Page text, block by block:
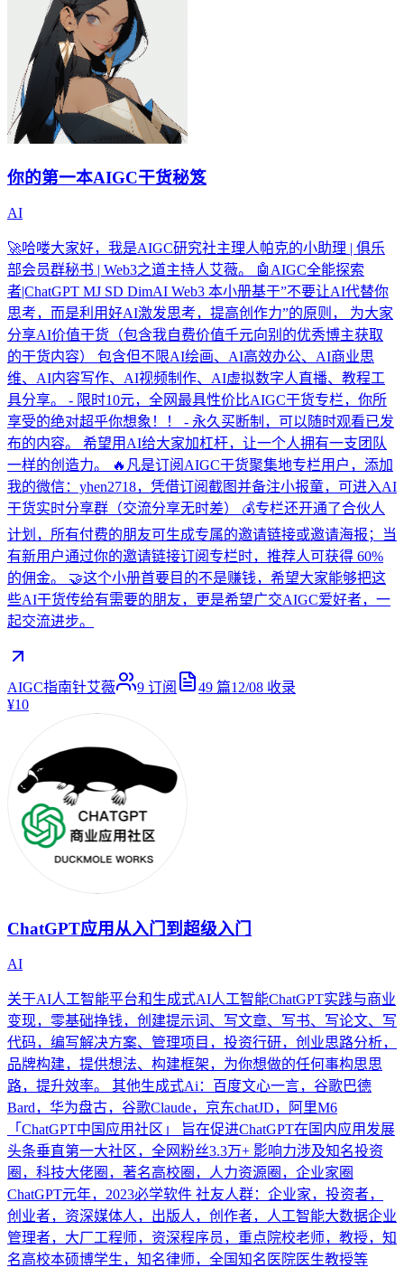
你的第一本AIGC干货秘笈
AI
🚀哈喽大家好，我是AIGC研究社主理人帕克的小助理 | 俱乐
部会员群秘书 | Web3之道主持人艾薇。 🤖AIGC全能探索
者|ChatGPT MJ SD DimAI Web3 本小册基于”不要让AI代替你
思考，而是利用好AI激发思考，提高创作力”的原则， 为大家
分享AI价值干货（包含我自费价值千元向别的优秀博主获取
的干货内容） 包含但不限AI绘画、AI高效办公、AI商业思
维、AI内容写作、AI视频制作、AI虚拟数字人直播、教程工
具分享。 - 限时10元，全网最具性价比AIGC干货专栏，你所
享受的绝对超乎你想象！！ - 永久买断制，可以随时观看已发
布的内容。 希望用AI给大家加杠杆，让一个人拥有一支团队
一样的创造力。 🔥凡是订阅AIGC干货聚集地专栏用户，添加
我的微信：yhen2718，凭借订阅截图并备注小报童，可进入AI
干货实时分享群（交流分享无时差） 💰专栏还开通了合伙人
计划，所有付费的朋友可生成专属的邀请链接或邀请海报；当
有新用户通过你的邀请链接订阅专栏时，推荐人可获得 60%
的佣金。 🤝这个小册首要目的不是赚钱，希望大家能够把这
些AI干货传给有需要的朋友，更是希望广交AIGC爱好者，一
起交流进步。
AIGC指南针艾薇 9 订阅 49 篇12/08 收录
¥10
ChatGPT应用从入门到超级入门
AI
关于AI人工智能平台和生成式AI人工智能ChatGPT实践与商业
变现，零基础挣钱，创建提示词、写文章、写书、写论文、写
代码，编写解决方案、管理项目，投资行研，创业思路分析，
品牌构建，提供想法、构建框架，为你想做的任何事构思思
路，提升效率。 其他生成式Ai：百度文心一言，谷歌巴德
Bard，华为盘古，谷歌Claude，京东chatJD，阿里M6
「ChatGPT中国应用社区」 旨在促进ChatGPT在国内应用发展
头条垂直第一大社区，全网粉丝3.3万+ 影响力涉及知名投资
圈，科技大佬圈，著名高校圈，人力资源圈，企业家圈
ChatGPT元年，2023必学软件 社友人群：企业家，投资者，
创业者，资深媒体人，出版人，创作者，人工智能大数据企业
管理者，大厂工程师，资深程序员，重点院校老师，教授，知
名高校本硕博学生，知名律师，全国知名医院医生教授等